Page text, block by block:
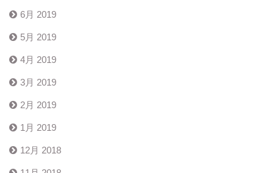
6月 2019
5月 2019
4月 2019
3月 2019
2月 2019
1月 2019
12月 2018